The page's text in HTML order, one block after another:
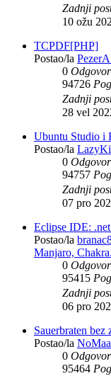
Zadnji
10 ožu
TCPDF[PHP]
Postao/la
0
94726
Zadnji
28 vel
Ubuntu Studio i
Postao/la
0
94757
Zadnji
07 pro
Eclipse IDE:
Postao/la
Manjaro,
0
95415
Zadnji
06 pro
Sauerbraten bez
Postao/la
0
95464